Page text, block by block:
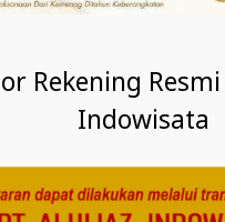
Rekening
Indowisata